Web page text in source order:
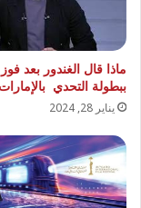
ماذا قال الغندور بعد
ببطولة التحدي بالإمارات
يناير 28, 2024